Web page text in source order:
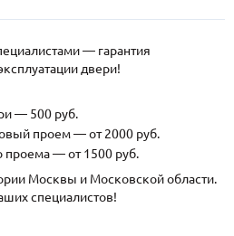
— гарантия
двери!
— 500 руб.
проем — от 2000 руб.
проема — от 1500 руб.
Москвы и Московской области.
специалистов!